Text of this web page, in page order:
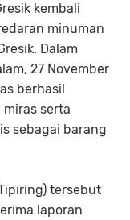
kembali
minuman
Dalam
27 November
berhasil
serta
sebagai barang
tersebut
laporan